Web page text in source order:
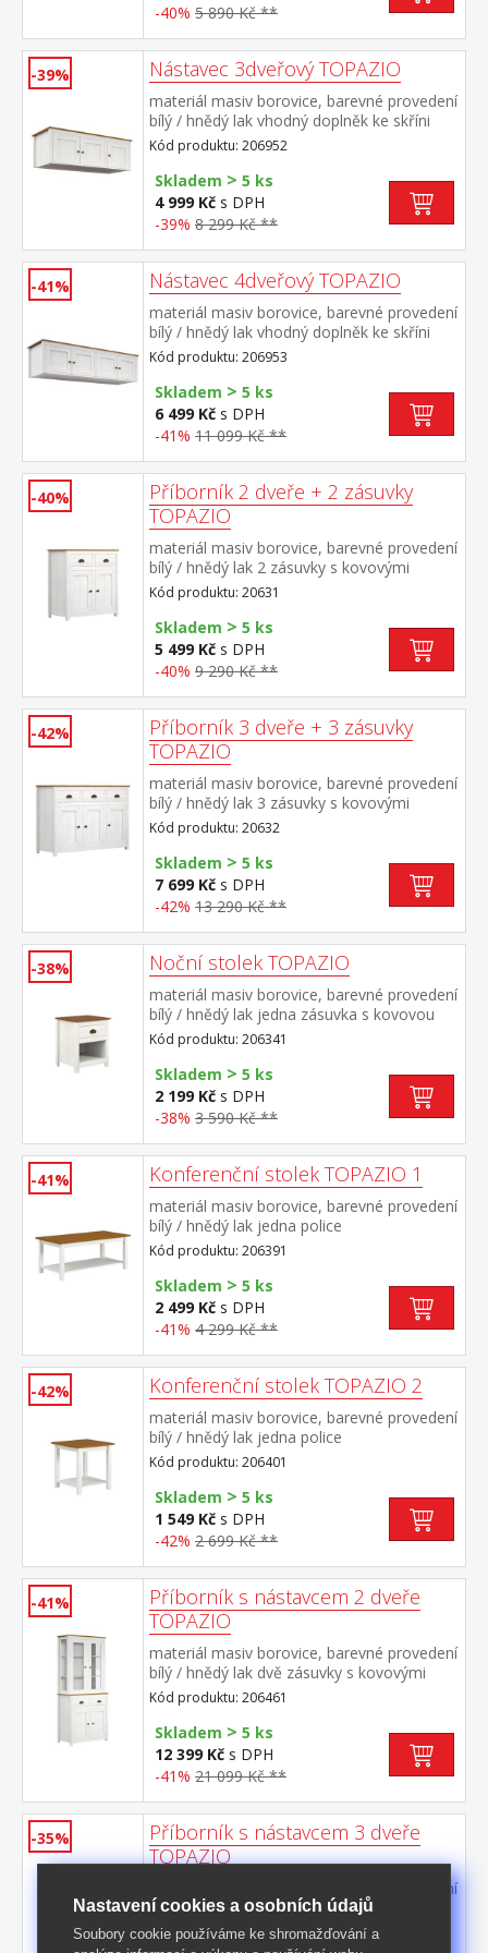
-40% 5 890 Kč **
-39% Nástavec 3dveřový TOPAZIO
materiál masiv borovice, barevné provedení
bílý / hnědý lak vhodný doplněk ke skříni
TOPAZIO 206282
Kód produktu: 206952
Skladem > 5 ks
4 999 Kč s DPH
-39% 8 299 Kč **
-41% Nástavec 4dveřový TOPAZIO
materiál masiv borovice, barevné provedení
bílý / hnědý lak vhodný doplněk ke skříni
TOPAZIO 206283
Kód produktu: 206953
Skladem > 5 ks
6 499 Kč s DPH
-41% 11 099 Kč **
-40%
Příborník 2 dveře + 2 zásuvky
TOPAZIO
materiál masiv borovice, barevné provedení
bílý / hnědý lak 2 zásuvky s kovovými
úchytkami a pojezdy, 2 dveře
Kód produktu: 20631
Skladem > 5 ks
5 499 Kč s DPH
-40% 9 290 Kč **
-42%
Příborník 3 dveře + 3 zásuvky
TOPAZIO
materiál masiv borovice, barevné provedení
bílý / hnědý lak 3 zásuvky s kovovými
úchytkami a pojezdy, 3 dveře
Kód produktu: 20632
Skladem > 5 ks
7 699 Kč s DPH
-42% 13 290 Kč **
-38% Noční stolek TOPAZIO
materiál masiv borovice, barevné provedení
bílý / hnědý lak jedna zásuvka s kovovou
úchytkou a pojezdy, jedna police
Kód produktu: 206341
Skladem > 5 ks
2 199 Kč s DPH
-38% 3 590 Kč **
-41% Konferenční stolek TOPAZIO 1
materiál masiv borovice, barevné provedení
bílý / hnědý lak jedna police
Kód produktu: 206391
Skladem > 5 ks
2 499 Kč s DPH
-41% 4 299 Kč **
-42% Konferenční stolek TOPAZIO 2
materiál masiv borovice, barevné provedení
bílý / hnědý lak jedna police
Kód produktu: 206401
Skladem > 5 ks
1 549 Kč s DPH
-42% 2 699 Kč **
-41%
Příborník s nástavcem 2 dveře
TOPAZIO
materiál masiv borovice, barevné provedení
bílý / hnědý lak dvě zásuvky s kovovými
úchytkami a pojezdy dvoje plné a dvoje
prosklené dveře
Kód produktu: 206461
Skladem > 5 ks
12 399 Kč s DPH
-41% 21 099 Kč **
-35%
Příborník s nástavcem 3 dveře
TOPAZIO
materiál masiv borovice, barevné provedení
bílý / hnědý lak tři zásuvky s kovovými
úchytkami a pojezdy troje plné a troje
prosklené dveře
Kód produktu: 206462
Nastavení cookies a osobních údajů
Soubory cookie používáme ke shromažďování a